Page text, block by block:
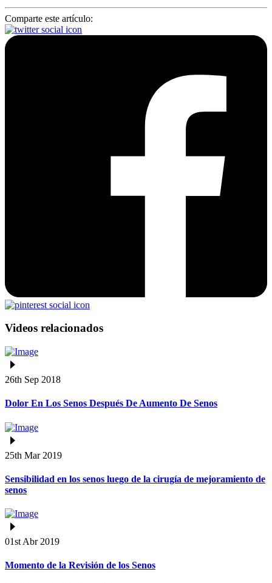
Comparte este artículo:
Videos relacionados
26th Sep 2018
Dolor En Los Senos Después De Aumento De Senos
25th Mar 2019
Sensibilidad en los senos luego de la cirugía de mejoramiento de
senos
01st Abr 2019
Momento de la Revisión de los Senos